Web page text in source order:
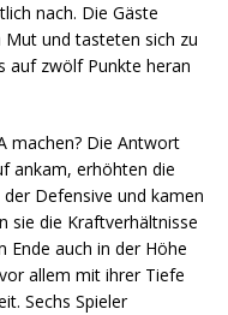
nach. Die Gäste
und tasteten sich zu
auf zwölf Punkte heran
machen? Die Antwort
ankam, erhöhten die
Defensive und kamen
sie die Kraftverhältnisse
Ende auch in der Höhe
allem mit ihrer Tiefe
Sechs Spieler